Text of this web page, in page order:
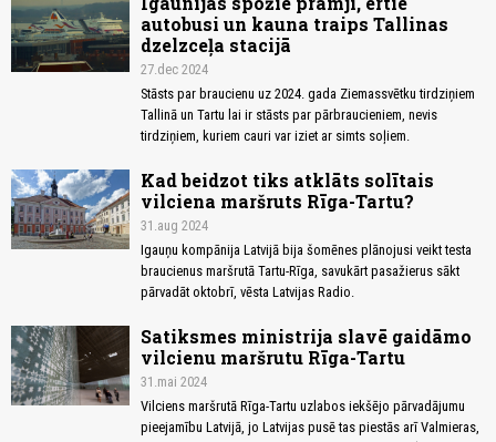
autobusi un kauna traips Tallinas
dzelzceļa stacijā
27.dec 2024
Stāsts par braucienu uz 2024. gada Ziemassvētku tirdziņiem
Tallinā un Tartu lai ir stāsts par pārbraucieniem, nevis
tirdziņiem, kuriem cauri var iziet ar simts soļiem.
Kad beidzot tiks atklāts solītais
vilciena maršruts Rīga-Tartu?
31.aug 2024
Igauņu kompānija Latvijā bija šomēnes plānojusi veikt testa
braucienus maršrutā Tartu-Rīga, savukārt pasažierus sākt
pārvadāt oktobrī, vēsta Latvijas Radio.
Satiksmes ministrija slavē gaidāmo
vilcienu maršrutu Rīga-Tartu
31.mai 2024
Vilciens maršrutā Rīga-Tartu uzlabos iekšējo pārvadājumu
pieejamību Latvijā, jo Latvijas pusē tas piestās arī Valmieras,